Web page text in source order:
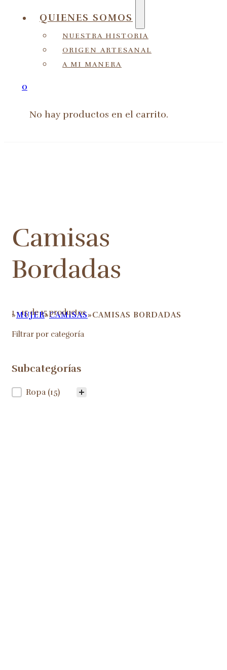
QUIENES SOMOS
NUESTRA HISTORIA
ORIGEN ARTESANAL
A MI MANERA
0
No hay productos en el carrito.
Camisas
Bordadas
HOME
MUJER CAMISAS CAMISAS BORDADAS
1 - 15 de 15 productos
Filtrar por categoría
Subcategorías
Subcategorías
Ropa (15)